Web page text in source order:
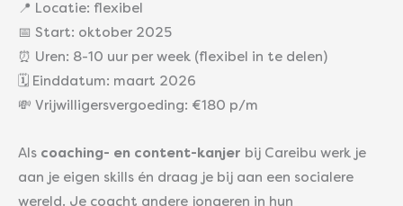
📍 Locatie: flexibel
📅 Start: oktober 2025
⏰ Uren: 8-10 uur per week (flexibel in te delen)
🗓️ Einddatum: maart 2026
💸 Vrijwilligersvergoeding: €180 p/m
Als coaching- en content-kanjer bij Careibu werk je
aan je eigen skills én draag je bij aan een socialere
wereld. Je coacht andere jongeren in hun